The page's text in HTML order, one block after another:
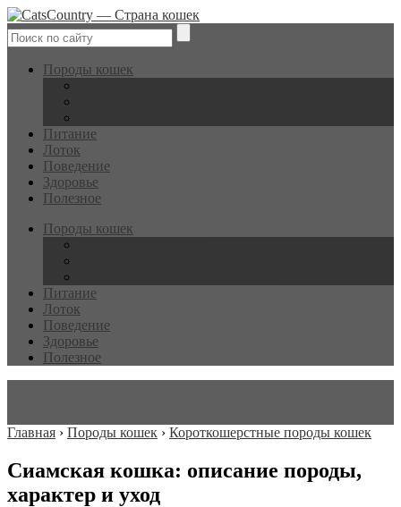
Породы кошек
Питание
Лоток
Поведение
Здоровье
Полезное
Породы кошек
Питание
Лоток
Поведение
Здоровье
Полезное
Главная › Породы кошек › Короткошерстные породы кошек
Сиамская кошка: описание породы,
характер и уход